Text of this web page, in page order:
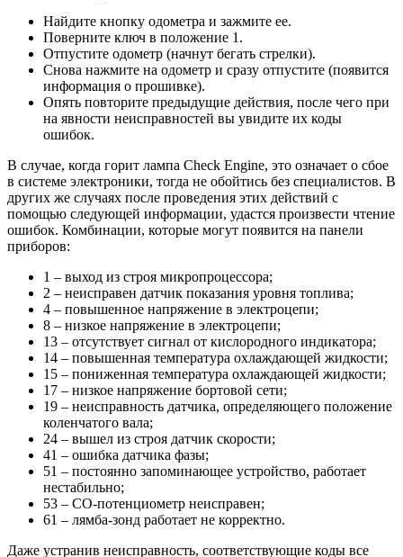
Найдите кнопку одометра и зажмите ее.
Поверните ключ в положение 1.
Отпустите одометр (начнут бегать стрелки).
Снова нажмите на одометр и сразу отпустите (появится
информация о прошивке).
Опять повторите предыдущие действия, после чего при
на явности неисправностей вы увидите их коды
ошибок.
В случае, когда горит лампа Check Engine, это означает о сбое
в системе электроники, тогда не обойтись без специалистов. В
других же случаях после проведения этих действий с
помощью следующей информации, удастся произвести чтение
ошибок. Комбинации, которые могут появится на панели
приборов:
1 – выход из строя микропроцессора;
2 – неисправен датчик показания уровня топлива;
4 – повышенное напряжение в электроцепи;
8 – низкое напряжение в электроцепи;
13 – отсутствует сигнал от кислородного индикатора;
14 – повышенная температура охлаждающей жидкости;
15 – пониженная температура охлаждающей жидкости;
17 – низкое напряжение бортовой сети;
19 – неисправность датчика, определяющего положение
коленчатого вала;
24 – вышел из строя датчик скорости;
41 – ошибка датчика фазы;
51 – постоянно запоминающее устройство, работает
нестабильно;
53 – СО-потенциометр неисправен;
61 – лямба-зонд работает не корректно.
Даже устранив неисправность, соответствующие коды все